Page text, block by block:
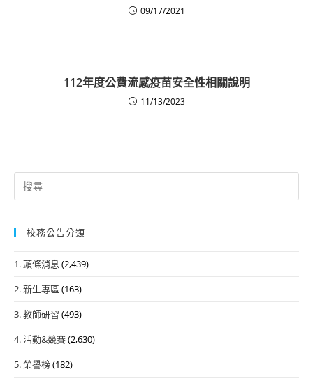
09/17/2021
112年度公費流感疫苗安全性相關說明
11/13/2023
Search
for:
校務公告分類
1. 頭條消息 (2,439)
2. 新生專區 (163)
3. 教師研習 (493)
4. 活動&競賽(2,630)
5. 榮譽榜(182)